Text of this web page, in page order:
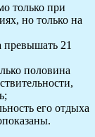
только при
но только на
превышать 21
половина
его отдыха